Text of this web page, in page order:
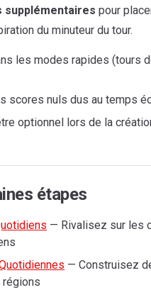
supplémentaires pour
du minuteur du tour.
les modes rapides (tours
scores nuls dus au temps
optionnel lors de la
étapes
— Rivalisez sur les
— Construisez